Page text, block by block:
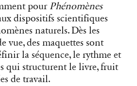
pour Phénomènes
dispositifs scientifiques
naturels. Dès les
vue, des maquettes sont
la séquence, le rythme et
qui structurent le livre, fruit
de travail.